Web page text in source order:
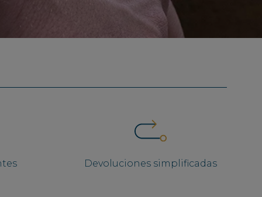
Devoluciones simplificadas